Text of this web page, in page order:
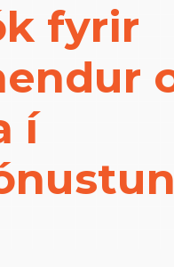
fyrir
í